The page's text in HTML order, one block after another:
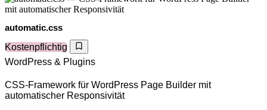
automatic.css
Kostenpflichtig
WordPress & Plugins
CSS-Framework für WordPress Page Builder mit
automatischer Responsivität